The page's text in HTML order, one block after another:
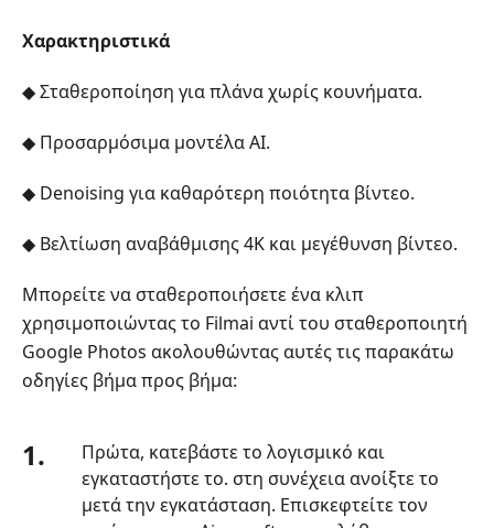
Χαρακτηριστικά
◆ Σταθεροποίηση για πλάνα χωρίς κουνήματα.
◆ Προσαρμόσιμα μοντέλα AI.
◆ Denoising για καθαρότερη ποιότητα βίντεο.
◆ Βελτίωση αναβάθμισης 4K και μεγέθυνση βίντεο.
Μπορείτε να σταθεροποιήσετε ένα κλιπ
χρησιμοποιώντας το Filmai αντί του σταθεροποιητή
Google Photos ακολουθώντας αυτές τις παρακάτω
οδηγίες βήμα προς βήμα:
1.
Πρώτα, κατεβάστε το λογισμικό και
εγκαταστήστε το. στη συνέχεια ανοίξτε το
μετά την εγκατάσταση. Επισκεφτείτε τον